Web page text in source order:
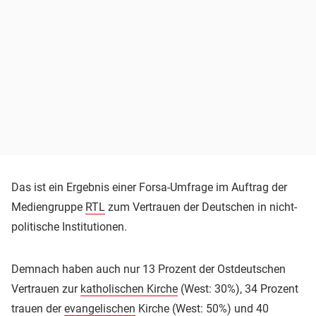
Das ist ein Ergebnis einer Forsa-Umfrage im Auftrag der
Mediengruppe RTL zum Vertrauen der Deutschen in nicht-
politische Institutionen.
Demnach haben auch nur 13 Prozent der Ostdeutschen
Vertrauen zur katholischen Kirche (West: 30%), 34 Prozent
trauen derevangelischen Kirche (West: 50%) und 40